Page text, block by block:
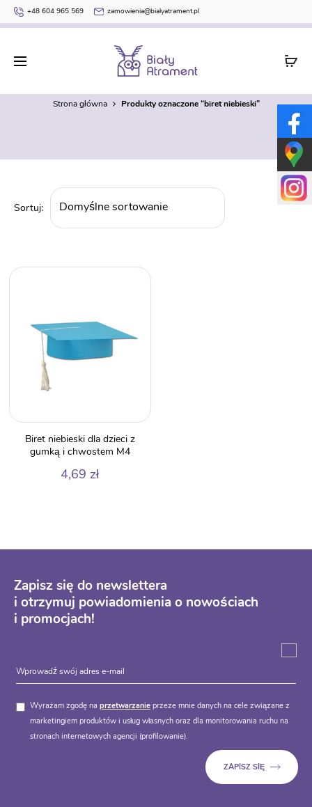
+48 604 965 569 zamowienia@bialyatrament.pl
biret niebieski
Strona główna Produkty oznaczone “biret niebieski”
Biret niebieski dla dzieci z
gumką i chwostem M4
4,69 zł
Zapisz się do newslettera
i otrzymuj powiadomienia o nowościach
i promocjach!
Wyrażam zgodę na przetwarzanie przeze mnie danych na cele związane z
marketingiem produktów i usług własnych oraz dla monitorowania ruchu na
stronach internetowych agencji (profilowanie).